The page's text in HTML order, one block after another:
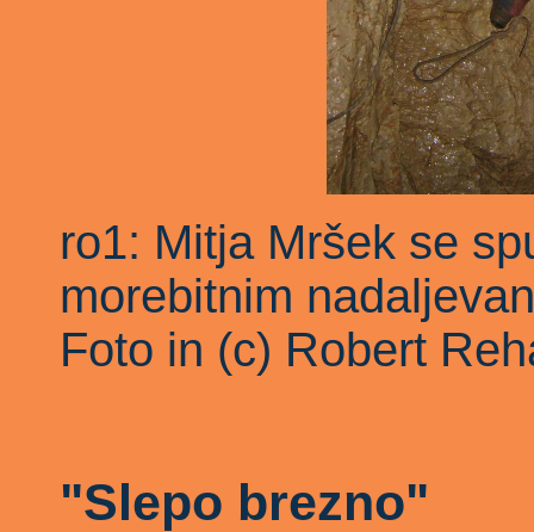
ro1: Mitja Mršek se
morebitnim
Foto in (c) Robert
"Slepo brezno"